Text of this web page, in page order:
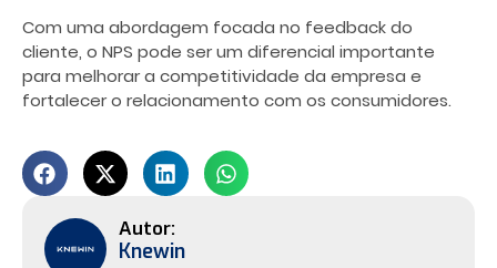
Com uma abordagem focada no feedback do
cliente, o NPS pode ser um diferencial importante
para melhorar a competitividade da empresa e
fortalecer o relacionamento com os consumidores.
Knewin